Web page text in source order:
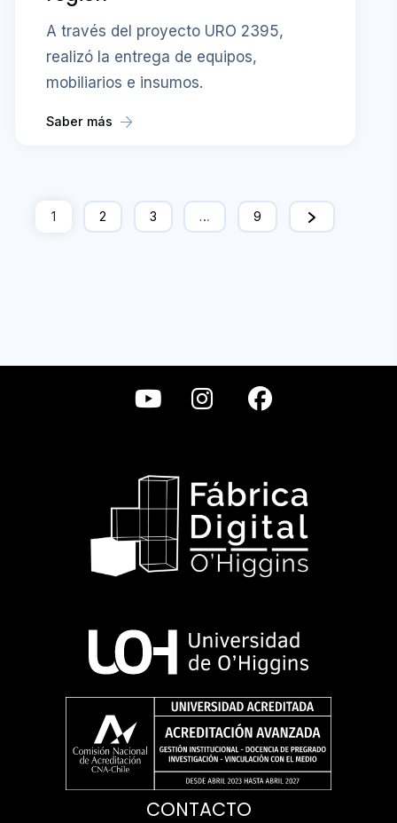
A través del proyecto URO 2395,
realizó la entrega de equipos,
mobiliarios e insumos.
Saber más
1 2 3 … 9
CONTACTO